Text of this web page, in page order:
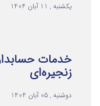
یکشنبه , 11 آبان 1404
خدمات
زنجیره‌ای
دوشنبه , 05 آبان 1404